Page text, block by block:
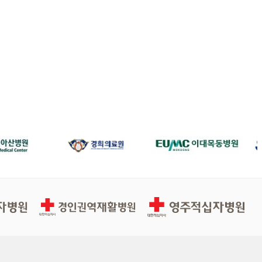
경인권역재활병원 영주적십자병원